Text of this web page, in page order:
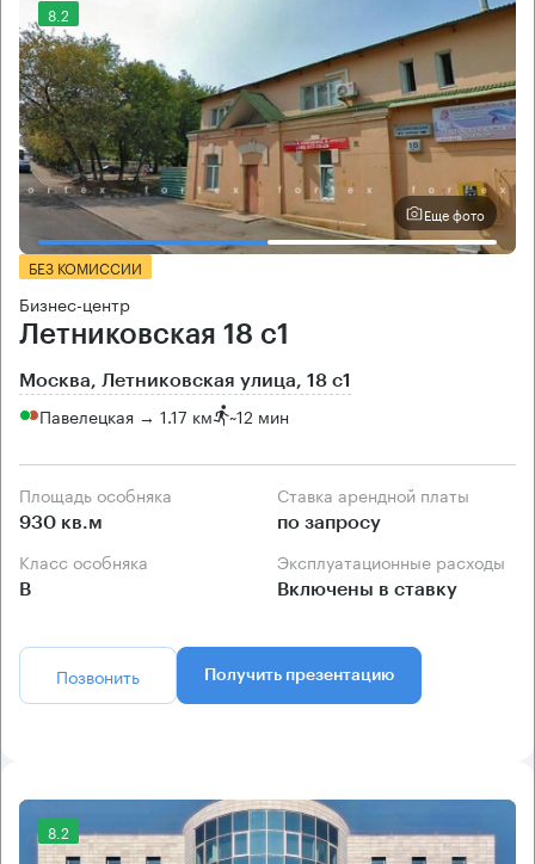
8.2
Еще фото
БЕЗ КОМИССИИ
Бизнес-центр
Летниковская 18 с1
Москва, Летниковская улица, 18 с1
Павелецкая → 1.17 км ~12 мин
Площадь особняка
930 кв.м
Ставка арендной платы
по запросу
Класс особняка
B
Эксплуатационные расходы
Включены в ставку
Позвонить Получить презентацию
8.2